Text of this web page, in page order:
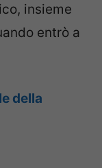
insieme
entrò a
della